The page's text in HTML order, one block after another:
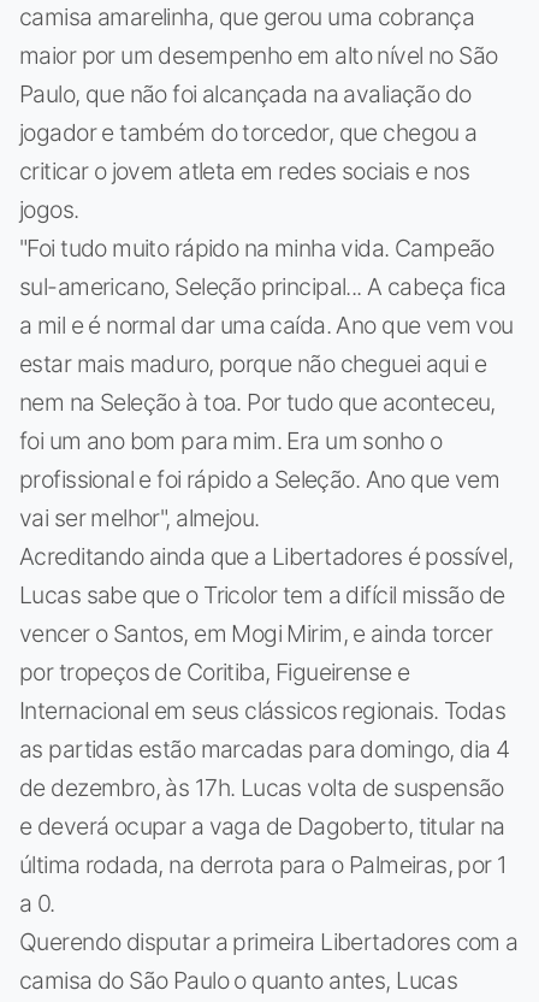
camisa amarelinha, que gerou uma cobrança
maior por um desempenho em alto nível no São
Paulo, que não foi alcançada na avaliação do
jogador e também do torcedor, que chegou a
criticar o jovem atleta em redes sociais e nos
jogos.
"Foi tudo muito rápido na minha vida. Campeão
sul-americano, Seleção principal... A cabeça fica
a mil e é normal dar uma caída. Ano que vem vou
estar mais maduro, porque não cheguei aqui e
nem na Seleção à toa. Por tudo que aconteceu,
foi um ano bom para mim. Era um sonho o
profissional e foi rápido a Seleção. Ano que vem
vai ser melhor", almejou.
Acreditando ainda que a Libertadores é possível,
Lucas sabe que o Tricolor tem a difícil missão de
vencer o Santos, em Mogi Mirim, e ainda torcer
por tropeços de Coritiba, Figueirense e
Internacional em seus clássicos regionais. Todas
as partidas estão marcadas para domingo, dia 4
de dezembro, às 17h. Lucas volta de suspensão
e deverá ocupar a vaga de Dagoberto, titular na
última rodada, na derrota para o Palmeiras, por 1
a 0.
Querendo disputar a primeira Libertadores com a
camisa do São Paulo o quanto antes, Lucas